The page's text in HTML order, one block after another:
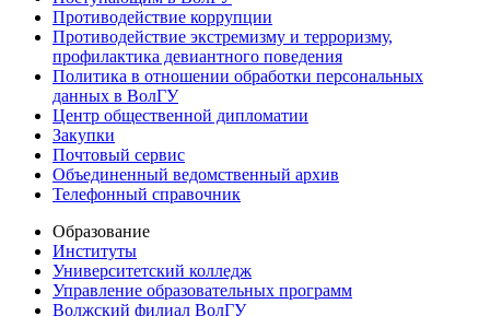
Противодействие коррупции
Противодействие экстремизму и терроризму,
профилактика девиантного поведения
Политика в отношении обработки персональных
данных в ВолГУ
Центр общественной дипломатии
Закупки
Почтовый сервис
Объединенный ведомственный архив
Телефонный справочник
Образование
Институты
Университетский колледж
Управление образовательных программ
Волжский филиал ВолГУ